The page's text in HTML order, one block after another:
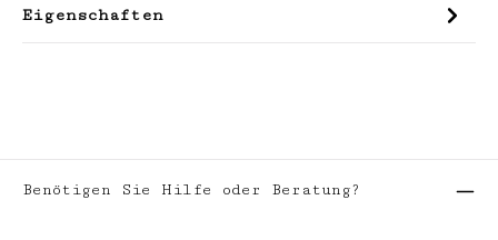
Eigenschaften
Benötigen Sie Hilfe oder Beratung?